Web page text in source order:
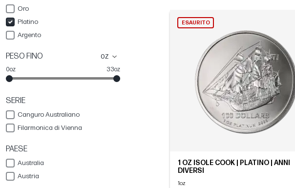
Oro
Platino
Argento
PESO FINO oz
0oz 33oz
SERIE
Canguro Australiano
Filarmonica di Vienna
PAESE
Australia
Austria
ESAURITO
1 OZ ISOLE COOK | PLATINO | ANNI
DIVERSI
1oz